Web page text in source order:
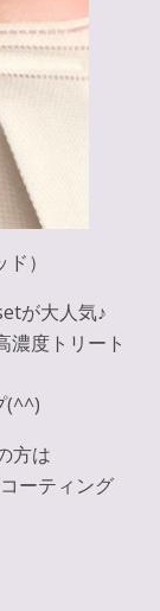
）
が大人気♪
濃度トリート
(^^)
方は
ーティング